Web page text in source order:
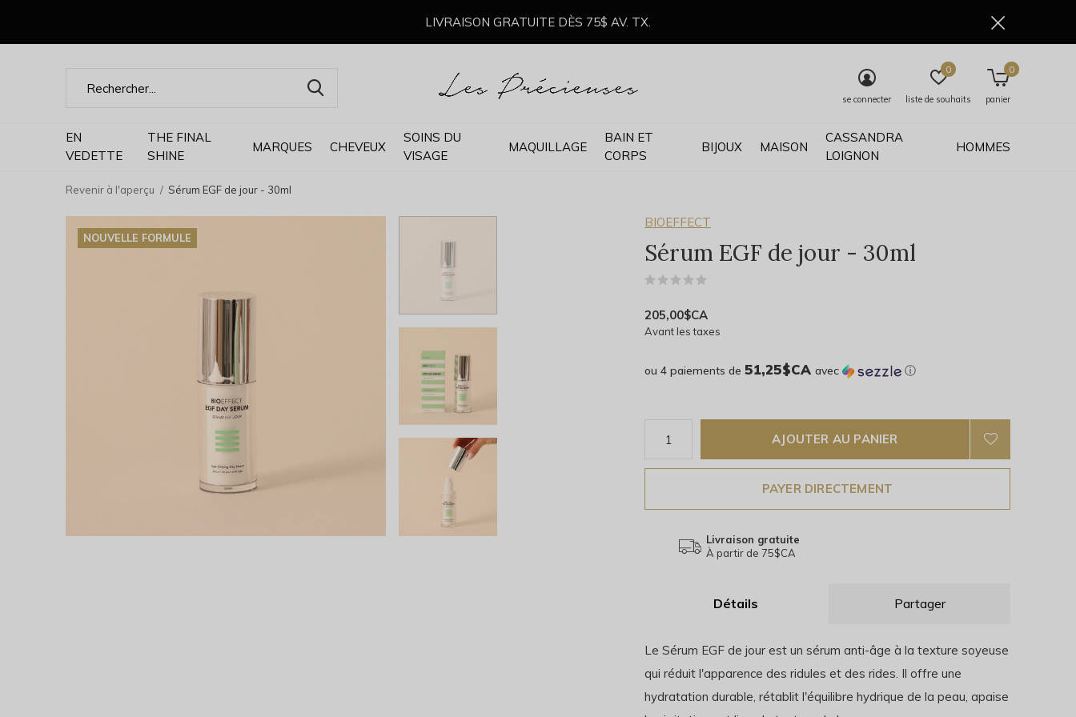
EN
VEDETTE
THE FINAL
SHINE
MARQUES CHEVEUX
SOINS DU
VISAGE
MAQUILLAGE
BAIN ET
CORPS
BIJOUX MAISON
CASSANDRA
LOIGNON
HOMMES
se connecter liste de souhaits
0
panier
0
LIVRAISON GRATUITE DÈS 75$ AV. TX.
Revenir à l'aperçu Sérum EGF de jour - 30ml
NOUVELLE FORMULE
BIOEFFECT
Sérum EGF de jour - 30ml
205,00$CA
Avant les taxes
ou 4 paiements de 51,25$CA avec ⓘ
AJOUTER AU PANIER
PAYER DIRECTEMENT
Livraison gratuite
À partir de 75$CA
Détails Partager
Le Sérum EGF de jour est un sérum anti-âge à la texture soyeuse
qui réduit l'apparence des ridules et des rides. Il offre une
hydratation durable, rétablit l'équilibre hydrique de la peau, apaise